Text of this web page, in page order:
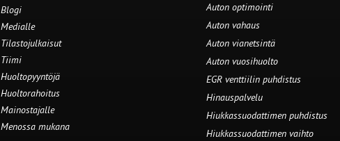
Blogi
Medialle
Tilastojulkaisut
Tiimi
Huoltopyyntöjä
Huoltorahoitus
Mainostajalle
Menossa mukana
Auton optimointi
Auton vahaus
Auton vianetsintä
Auton vuosihuolto
EGR venttiilin puhdistus
Hinauspalvelu
Hiukkassuodattimen puhdistus
Hiukkassuodattimen vaihto